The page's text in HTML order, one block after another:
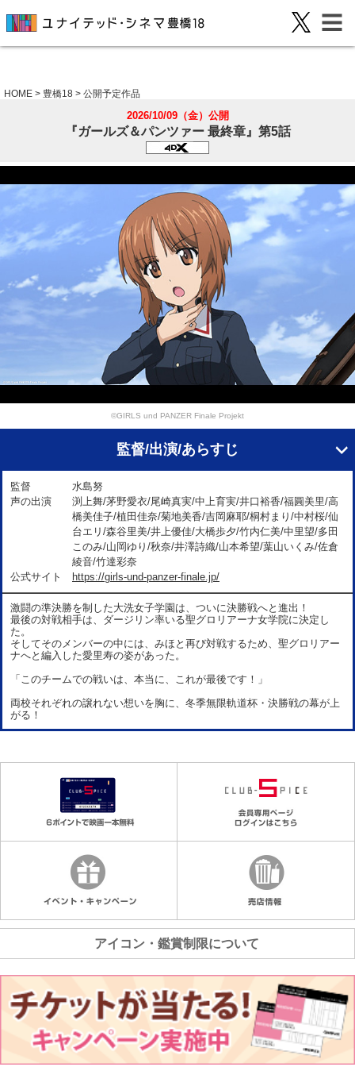
HOME > 豊橋18 > 公開予定作品
2026/10/09（金）公開
『ガールズ＆パンツァー 最終章』第5話
©GIRLS und PANZER Finale Projekt
監督/出演/あらすじ
監督
水島努
声の出演
渕上舞/茅野愛衣/尾崎真実/中上育実/井口裕香/福圓美里/高
橋美佳子/植田佳奈/菊地美香/吉岡麻耶/桐村まり/中村桜/仙
台エリ/森谷里美/井上優佳/大橋歩夕/竹内仁美/中里望/多田
このみ/山岡ゆり/秋奈/井澤詩織/山本希望/葉山いくみ/佐倉
綾音/竹達彩奈
公式サイト
https://girls-und-panzer-finale.jp/
激闘の準決勝を制した大洗女子学園は、ついに決勝戦へと進出！
最後の対戦相手は、ダージリン率いる聖グロリアーナ女学院に決定し
た。
そしてそのメンバーの中には、みほと再び対戦するため、聖グロリアー
ナへと編入した愛里寿の姿があった。
「このチームでの戦いは、本当に、これが最後です！」
両校それぞれの譲れない想いを胸に、冬季無限軌道杯・決勝戦の幕が上
がる！
アイコン・鑑賞制限について